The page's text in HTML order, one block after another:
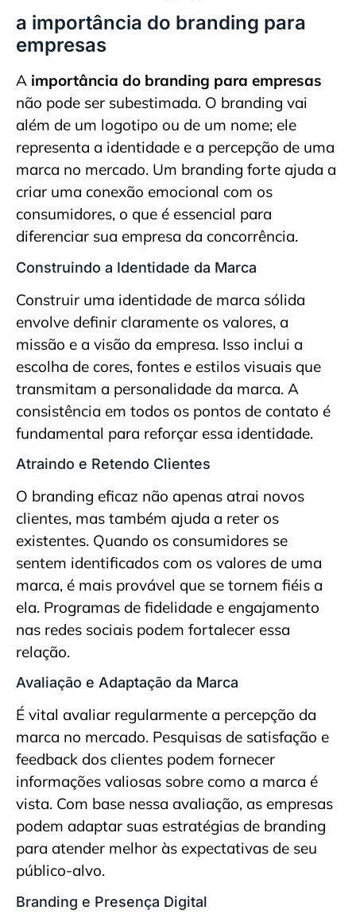
a importância do branding para
empresas
A importância do branding para empresas
não pode ser subestimada. O branding vai
além de um logotipo ou de um nome; ele
representa a identidade e a percepção de uma
marca no mercado. Um branding forte ajuda a
criar uma conexão emocional com os
consumidores, o que é essencial para
diferenciar sua empresa da concorrência.
Construindo a Identidade da Marca
Construir uma identidade de marca sólida
envolve definir claramente os valores, a
missão e a visão da empresa. Isso inclui a
escolha de cores, fontes e estilos visuais que
transmitam a personalidade da marca. A
consistência em todos os pontos de contato é
fundamental para reforçar essa identidade.
Atraindo e Retendo Clientes
O branding eficaz não apenas atrai novos
clientes, mas também ajuda a reter os
existentes. Quando os consumidores se
sentem identificados com os valores de uma
marca, é mais provável que se tornem fiéis a
ela. Programas de fidelidade e engajamento
nas redes sociais podem fortalecer essa
relação.
Avaliação e Adaptação da Marca
É vital avaliar regularmente a percepção da
marca no mercado. Pesquisas de satisfação e
feedback dos clientes podem fornecer
informações valiosas sobre como a marca é
vista. Com base nessa avaliação, as empresas
podem adaptar suas estratégias de branding
para atender melhor às expectativas de seu
público-alvo.
Branding e Presença Digital